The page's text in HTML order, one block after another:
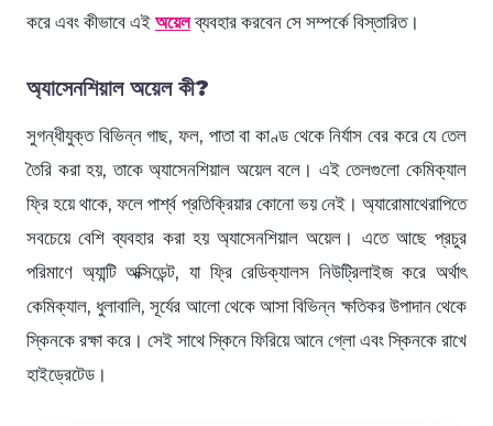
করে এবং কীভাবে এই অয়েলব্যবহার করবেন সে সম্পর্কে বিস্তারিত।
অ্যাসেনশিয়াল অয়েল কী?
সুগন্ধীযুক্ত বিভিন্ন গাছ, ফল, পাতা বা কাণ্ড থেকে নির্যাস বের করে যে তেল
তৈরি করা হয়, তাকে অ্যাসেনশিয়াল অয়েল বলে। এই তেলগুলো কেমিক্যাল
ফ্রি হয়ে থাকে, ফলে পার্শ্ব প্রতিক্রিয়ার কোনো ভয় নেই। অ্যারোমাথেরাপিতে
সবচেয়ে বেশি ব্যবহার করা হয় অ্যাসেনশিয়াল অয়েল। এতে আছে প্রচুর
পরিমাণে অ্যান্টি অক্সিডেন্ট, যা ফ্রি রেডিক্যালস নিউট্রিলাইজ করে অর্থাৎ
কেমিক্যাল, ধুলাবালি, সূর্যের আলো থেকে আসা বিভিন্ন ক্ষতিকর উপাদান থেকে
স্কিনকে রক্ষা করে। সেই সাথে স্কিনে ফিরিয়ে আনে গ্লো এবং স্কিনকে রাখে
হাইড্রেটেড।